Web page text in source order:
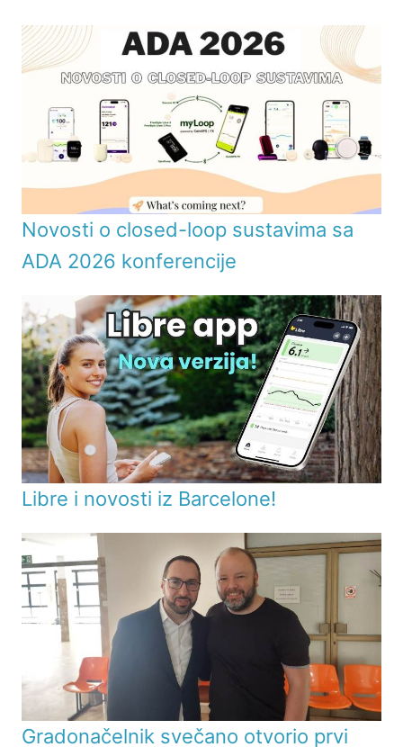
Novosti o closed-loop sustavima sa
ADA 2026 konferencije
Libre i novosti iz Barcelone!
Gradonačelnik svečano otvorio prvi